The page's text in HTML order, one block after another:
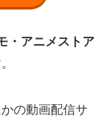
・アニメストア
の動画配信サ